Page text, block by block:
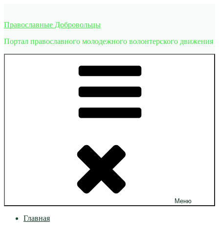
содержимому
Православные Добровольцы
Портал православного молодежного волонтерского движения
Меню
Главная